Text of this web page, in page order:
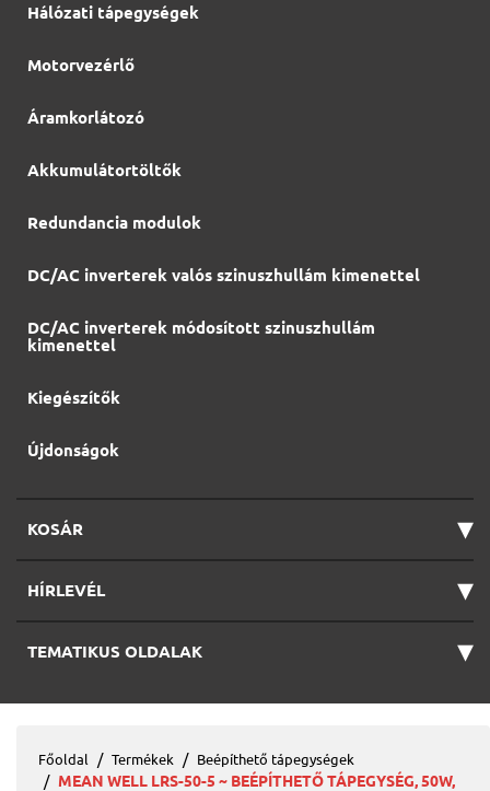
Hálózati tápegységek
Motorvezérlő
Áramkorlátozó
Akkumulátortöltők
Redundancia modulok
DC/AC inverterek valós szinuszhullám kimenettel
DC/AC inverterek módosított szinuszhullám
kimenettel
Kiegészítők
Újdonságok
KOSÁR ▾
HÍRLEVÉL ▾
TEMATIKUS OLDALAK ▾
Főoldal Termékek Beépíthető tápegységek
MEAN WELL LRS-50-5 ~ BEÉPÍTHETŐ TÁPEGYSÉG, 50W,